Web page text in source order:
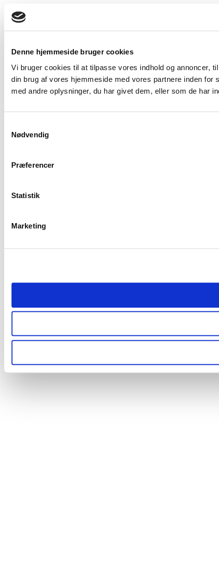
Denne hjemmeside bruger cookies
Vi bruger cookies til at tilpasse vores indhold og annoncer,
din brug af vores hjemmeside med vores partnere inden
med andre oplysninger, du har givet dem, eller som de har
Nødvendig
Præferencer
Statistik
Marketing